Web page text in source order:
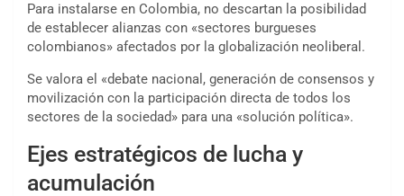
Para instalarse en Colombia, no descartan la posibilidad
de establecer alianzas con «sectores burgueses
colombianos» afectados por la globalización neoliberal.
Se valora el «debate nacional, generación de consensos y
movilización con la participación directa de todos los
sectores de la sociedad» para una «solución política».
Ejes estratégicos de lucha y
acumulación